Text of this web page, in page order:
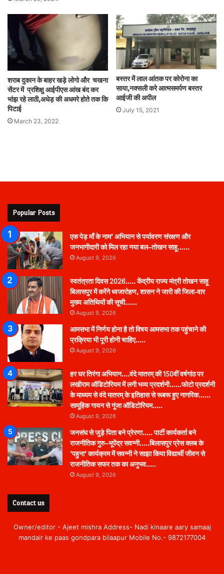
शराब दुकान के बाहर खड़े लोगो और चखना
सेंटर में प्रशिक्षु आईपीएस आंख बंद कर
भांझ रहे लाठी,अधेड़ की अधमरे होते तक कि
पिटाई
March 23, 2022
बस्तर में लाल आंतक पर कोरोना का
साया,नक्सली करे आत्मसमर्पण बस्तर
आईजी की अपील
July 15, 2021
Popular Posts
एक पेड़ माँ के नाम’ अभियान से पर्यावरण संरक्षण और
जनभागीदारी को मिल रहा नया बल–तोखन साहू……
August 9, 2026
स्वतंत्रता दिवस 2026….. केंद्रीय राज्य मंत्री तोखन साहू
बिलासपुर में करेंगे ध्वजारोहण, शासन ने जारी की जिला-वार
मुख्य अतिथियों की सूची……
August 9, 2026
आमसभा में निर्णय होना है तो विषय आमसभा तक पहुंचाने की
प्रक्रिया भी पूरी होनी चाहिए…..
August 9, 2026
हर घर तिरंगा अभियान….वंदे मातरम् की 150वीं वर्षगांठ पर
लखीराम ऑडिटोरियम में लगी भव्य प्रदर्शनी……फोटो प्रदर्शनी
के माध्यम से वंदे मातरम् के इतिहास से रूबरू हुए नागरिक……
सामूहिक गायन से गूंजा ऑडिटोरियम…..
August 9, 2026
जनसंघ से जुड़े पिता बने प्रेरणा….. पार्टी कार्यकर्ता बने
राजनीतिक गुरु–भूपेंद्र सवन्नी…..बिलासपुर प्रेस क्लब के
‘पहुना’ कार्यक्रम में सवन्नी ने साझा किया विद्यार्थी जीवन से
राजनीतिक सफर तक का अनुभव…..
August 9, 2026
Contact us
Owner/editor - Ajeet mishra Address- Nadi kinaare aary samaaj
mandair ke paas gondpara bilaapur Mobile No.- 9872177004